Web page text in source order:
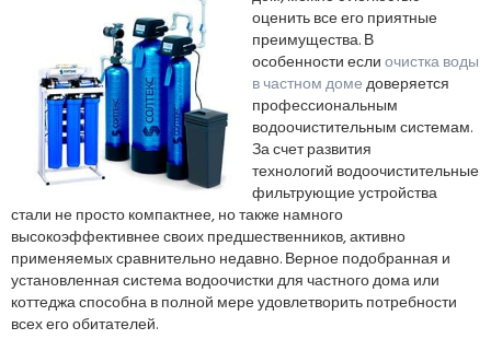
оценить все его приятные
преимущества. В
особенности еслиочистка воды
в частном домедоверяется
профессиональным
водоочистительным системам.
За счет развития
технологий водоочистительные
фильтрующие устройства
стали не просто компактнее, но также намного
высокоэффективнее своих предшественников, активно
применяемых сравнительно недавно. Верное подобранная и
установленная система водоочистки для частного дома или
коттеджа способна в полной мере удовлетворить потребности
всех его обитателей.